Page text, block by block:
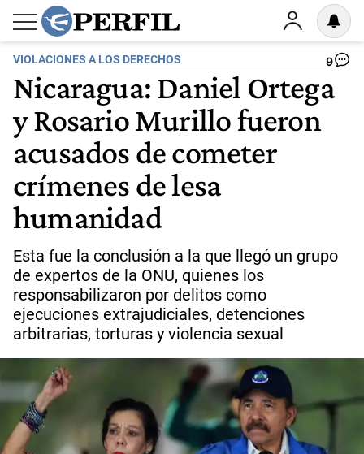
VIOLACIONES A LOS DERECHOS 9
Nicaragua: Daniel Ortega
y Rosario Murillo fueron
acusados de cometer
crímenes de lesa
humanidad
Esta fue la conclusión a la que llegó un grupo
de expertos de la ONU, quienes los
responsabilizaron por delitos como
ejecuciones extrajudiciales, detenciones
arbitrarias, torturas y violencia sexual